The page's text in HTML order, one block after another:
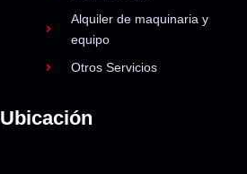
Alquiler de maquinaria y
equipo
Otros Servicios
Ubicación